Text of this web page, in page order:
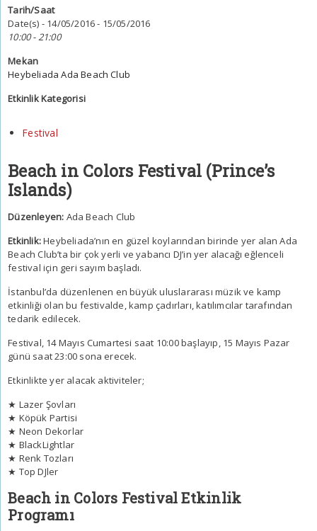
Tarih/Saat
Date(s) - 14/05/2016 - 15/05/2016
10:00 - 21:00
Mekan
Heybeliada Ada Beach Club
Etkinlik Kategorisi
Festival
Beach in Colors Festival (Prince’s
Islands)
Düzenleyen: Ada Beach Club
Etkinlik:Heybeliada’nın en güzel koylarından birinde yer alan Ada
Beach Club’ta bir çok yerli ve yabancı DJ’in yer alacağı eğlenceli
festival için geri sayım başladı.
İstanbul’da düzenlenen en büyük uluslararası müzik ve kamp
etkinliği olan bu festivalde, kamp çadırları, katılımcılar tarafından
tedarik edilecek.
Festival, 14 Mayıs Cumartesi saat 10:00 başlayıp, 15 Mayıs Pazar
günü saat 23:00 sona erecek.
Etkinlikte yer alacak aktiviteler;
★ Lazer Şovları
★ Köpük Partisi
★ Neon Dekorlar
★ BlackLightlar
★ Renk Tozları
★ Top DJler
Beach in Colors Festival Etkinlik
Programı